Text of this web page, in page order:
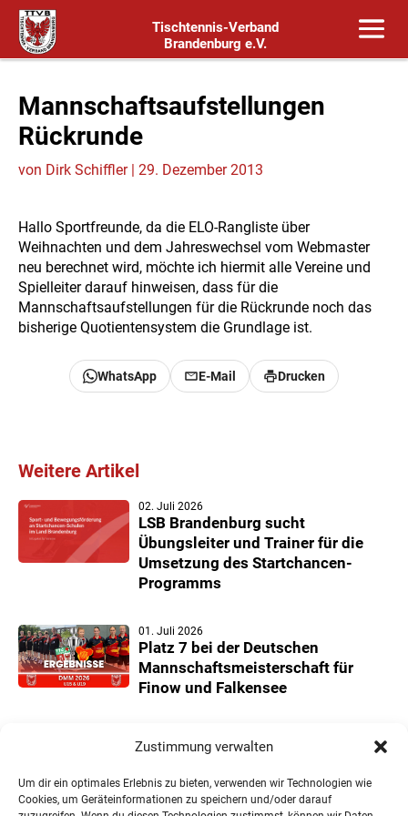
Zustimmung verwalten
Um dir ein optimales Erlebnis zu bieten, verwenden wir Technologien wie
Cookies, um Geräteinformationen zu speichern und/oder darauf
Tischtennis-Verband
Brandenburg e.V.
Mannschaftsaufstellungen
Rückrunde
von Dirk Schiffler| 29. Dezember 2013
Hallo Sportfreunde, da die ELO-Rangliste über
Weihnachten und dem Jahreswechsel vom Webmaster
neu berechnet wird, möchte ich hiermit alle Vereine und
Spielleiter darauf hinweisen, dass für die
Mannschaftsaufstellungen für die Rückrunde noch das
bisherige Quotientensystem die Grundlage ist.
WhatsApp E-Mail Drucken
Weitere Artikel
LSB Brandenburg sucht
Übungsleiter und Trainer für die
Umsetzung des Startchancen-
Programms
02. Juli 2026
Platz 7 bei der Deutschen
Mannschaftsmeisterschaft für
Finow und Falkensee
01. Juli 2026
Neuer Teilnehmerrekord und
Landesmannschaftspokal U11/13